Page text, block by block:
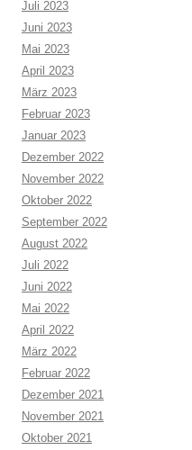
Juli 2023
Juni 2023
Mai 2023
April 2023
März 2023
Februar 2023
Januar 2023
Dezember 2022
November 2022
Oktober 2022
September 2022
August 2022
Juli 2022
Juni 2022
Mai 2022
April 2022
März 2022
Februar 2022
Dezember 2021
November 2021
Oktober 2021